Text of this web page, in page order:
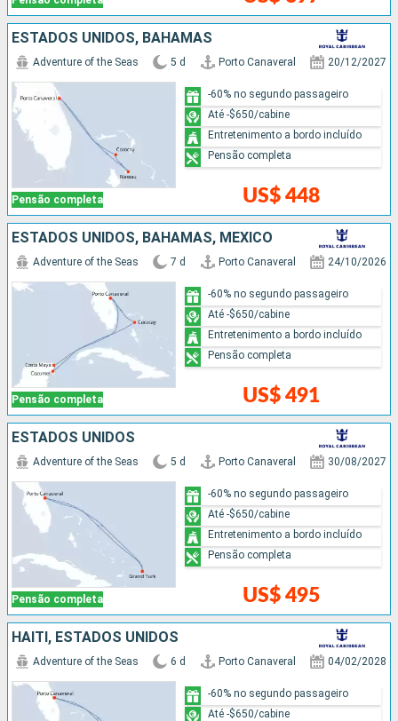
ESTADOS UNIDOS, BAHAMAS
Pensão completa
Adventure of the Seas 5 d Porto Canaveral 20/12/2027
US$ 448
-60% no segundo passageiro
Até -$650/cabine
Entretenimento a bordo incluído
Pensão completa
ESTADOS UNIDOS, BAHAMAS, MÉXICO
Pensão completa
Adventure of the Seas 7 d Porto Canaveral 24/10/2026
US$ 491
-60% no segundo passageiro
Até -$650/cabine
Entretenimento a bordo incluído
Pensão completa
ESTADOS UNIDOS
Pensão completa
Adventure of the Seas 5 d Porto Canaveral 30/08/2027
US$ 495
-60% no segundo passageiro
Até -$650/cabine
Entretenimento a bordo incluído
Pensão completa
HAITI, ESTADOS UNIDOS
Adventure of the Seas 6 d Porto Canaveral 04/02/2028
-60% no segundo passageiro
Até -$650/cabine